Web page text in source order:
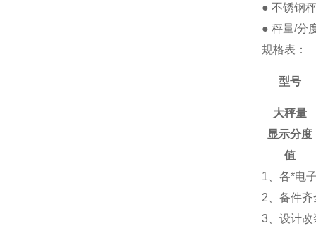
● 不锈钢
● 秤量/分
规格表：
型号
大秤量
显示分度
值
1、各*电
2、备件
3、设计